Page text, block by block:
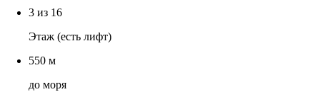
3 из 16
Этаж (есть лифт)
550 м
до моря